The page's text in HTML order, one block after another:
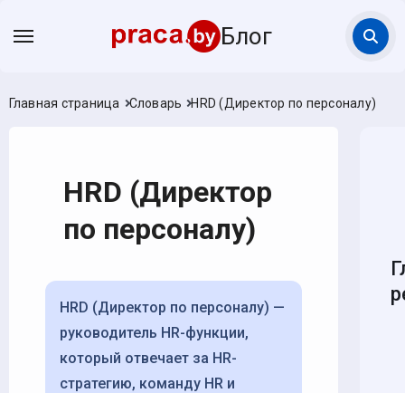
Блог
Главная страница Словарь HRD (Директор по персоналу)
HRD (Директор
по персоналу)
HRD (Директор по персоналу) —
руководитель HR-функции,
который отвечает за HR-
стратегию, команду HR и